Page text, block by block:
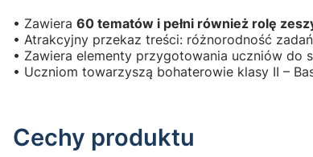
• Zawiera 60 tematów i pełni również rolę
• Atrakcyjny przekaz treści: różnorodność
• Zawiera elementy przygotowania uczniów do
• Uczniom towarzyszą bohaterowie klasy II –
Cechy produktu